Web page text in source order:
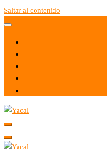
Saltar al contenido